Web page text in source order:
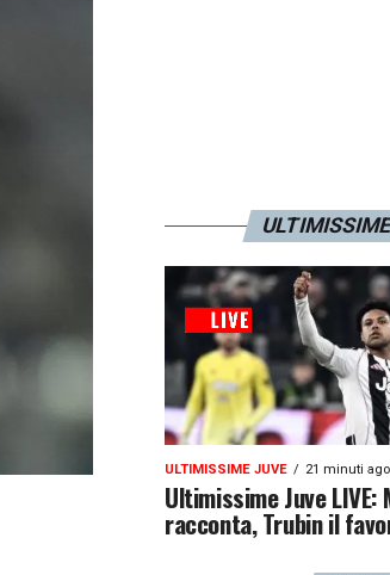
ULTIMISSIME JUVE 21 minuti ago
Ultimissime Juve LIVE:
racconta, Trubin il